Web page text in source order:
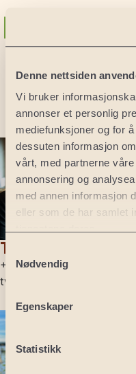
Denne nettsiden
Vi bruker
annonser et personlig
mediefunksjoner og for
dessuten informasjon
vårt, med partnerne
annonsering og
med annen informasjon
eller som de har samlet
Nødvendig
Egenskaper
Statistikk
Sand
Resort
Tore Waagø
+47 977 74 996
tw@nexthole.com